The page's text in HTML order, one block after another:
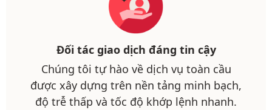
Đối tác giao dịch đáng tin cậy
Chúng tôi tự hào về dịch vụ toàn cầu
được xây dựng trên nền tảng minh bạch,
độ trễ thấp và tốc độ khớp lệnh nhanh.